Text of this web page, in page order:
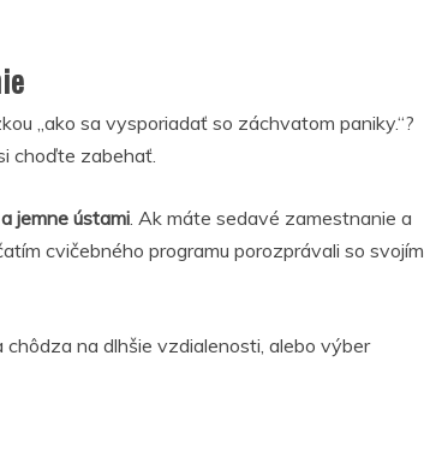
„ako sa vysporiadať so záchvatom paniky.“?
choďte zabehať.
jemne ústami. Ak máte sedavé zamestnanie a
cvičebného programu porozprávali so svojím
chôdza na dlhšie vzdialenosti, alebo výber